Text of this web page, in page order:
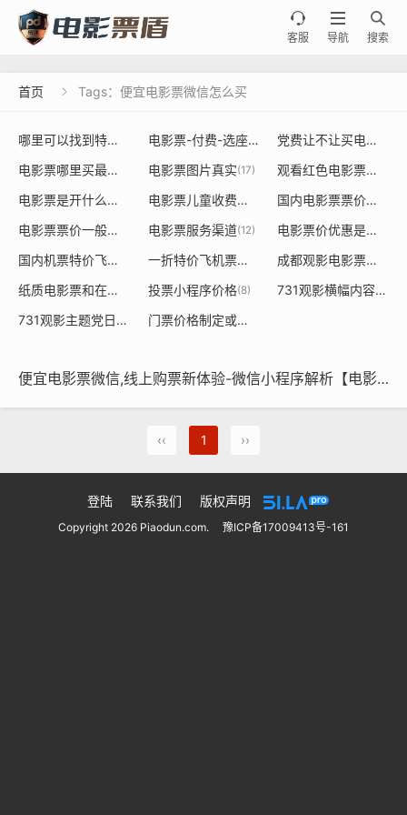

搜索

导航

客服
首页  Tags：便宜电影票微信怎么买
哪里可以找到特价电影票或者餐饮票的源头 (36)
电影票-付费-选座
(20) 党费让不让买电影票
电影票哪里买最便宜 (18)电影票图片真实(17)
观看红色电影票是否能用党建经费使用
电影票是开什么发票大类是什么
(15) 电影票儿童收费标准 (14)
国内电影票票价定价制定规则
电影票票价一般多少钱一张
(13)
电影票服务渠道(12)
电影票价优惠是由谁决定的依据
国内机票特价飞机票
一折特价飞机票价格表 (8) 成都观影电影票采购
纸质电影票和在线购买票价不一样 (8)
投票小程序价格(8)
731观影横幅内容标语是什么
731观影主题党日活动
(7) 门票价格制定或调整对经济
便宜电影票微信,线上购票新体验-微信小程序解析【电影票】
‹‹ 1 ››
登陆 联系我们 版权声明
Copyright 2026 Piaodun.com. 豫ICP备17009413号-161